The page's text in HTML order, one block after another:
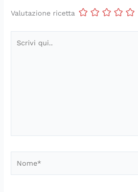
Valutazione ricetta
qui..